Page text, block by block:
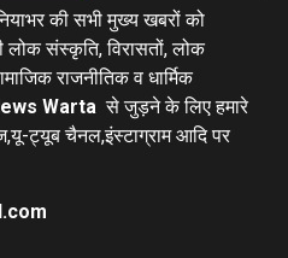
की सभी मुख्य खबरों को
लोक संस्कृति, विरासतों, लोक
राजनीतिक व धार्मिक
Warta से जुड़ने के लिए हमारे
ट्यूब चैनल,इंस्टाग्राम आदि पर